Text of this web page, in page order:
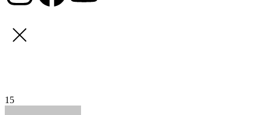
15